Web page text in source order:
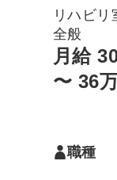
リハビリ
全般
月給
〜 36
職種